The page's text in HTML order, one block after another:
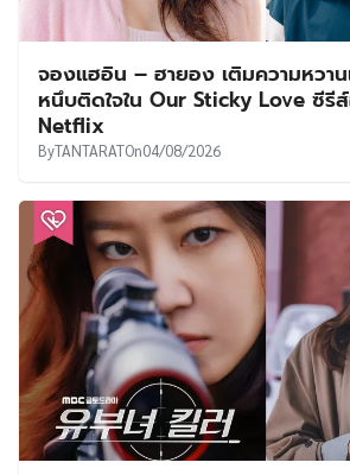
จองแฮอิน – ฮายอง เติมความหวาน
หนึบติดใจใน Our Sticky Love ซีรี
Netflix
ByTANTARATOn04/08/2026